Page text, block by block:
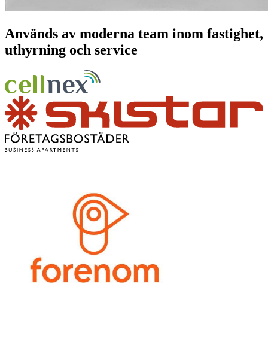
Används av moderna team inom fastighet,
uthyrning och service